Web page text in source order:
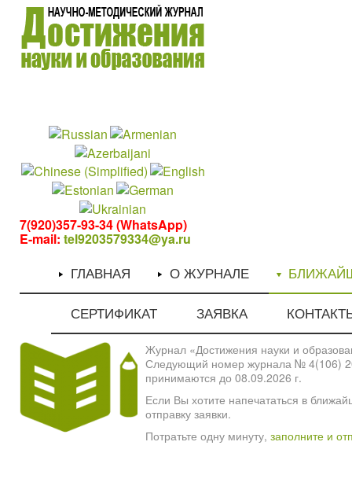
7(920)357-93-34 (WhatsApp)
E-mail: tel9203579334@ya.ru
ГЛАВНАЯ О ЖУРНАЛЕ
СЕРТИФИКАТ ЗАЯВКА
Журнал «Достижения науки и
Следующий номер журнала № 4(106)
принимаются до 08.09.2026 г.
Если Вы хотите напечататься в
отправку заявки.
Потратьте одну минуту, заполните и